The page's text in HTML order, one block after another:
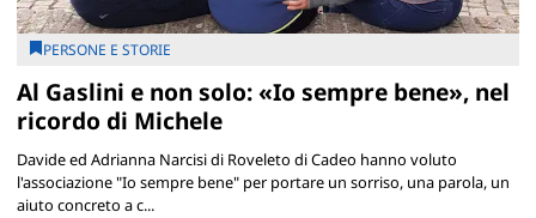
PERSONE E STORIE
Al Gaslini e non solo: «Io sempre bene», nel
ricordo di Michele
Davide ed Adrianna Narcisi di Roveleto di Cadeo hanno voluto
l'associazione "Io sempre bene" per portare un sorriso, una parola, un
aiuto concreto a c...